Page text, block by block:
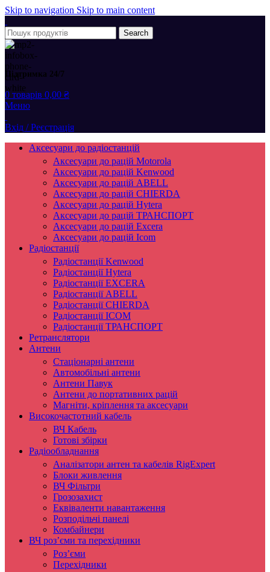
Skip to navigation Skip to main content
Search
Підтримка 24/7
0 товарів 0,00 ₴
Меню
Вхід / Реєстрація
Аксесуари до радіостанцій
Аксесуари до рацій Motorola
Аксесуари до рацій Kenwood
Аксесуари до рацій ABELL
Аксесуари до рацій CHIERDA
Аксесуари до рацій Hytera
Аксесуари до рацій ТРАНСПОРТ
Аксесуари до рацій Excera
Аксесуари до рацій Icom
Радіостанції
Радіостанції Kenwood
Радіостанції Hytera
Радіостанції EXCERA
Радіостанції ABELL
Радіостанції CHIERDA
Радіостанції ICOM
Радіостанції ТРАНСПОРТ
Ретранслятори
Антени
Стаціонарні антени
Автомобільні антени
Антени Павук
Антени до портативних рацій
Магніти, кріплення та аксесуари
Високочастотний кабель
ВЧ Кабель
Готові збірки
Радіообладнання
Аналізатори антен та кабелів RigExpert
Блоки живлення
ВЧ Фільтри
Грозозахист
Еквіваленти навантаження
Розподільчі панелі
Комбайнери
ВЧ роз’єми та перехідники
Роз’єми
Перехідники